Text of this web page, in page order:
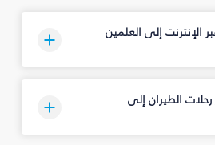
الإنترنت إلى العلمين
الطيران إلى